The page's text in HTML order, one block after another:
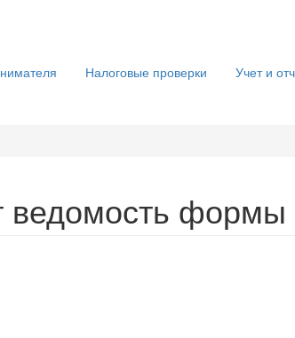
Налоговые проверки Учет и
ведомость